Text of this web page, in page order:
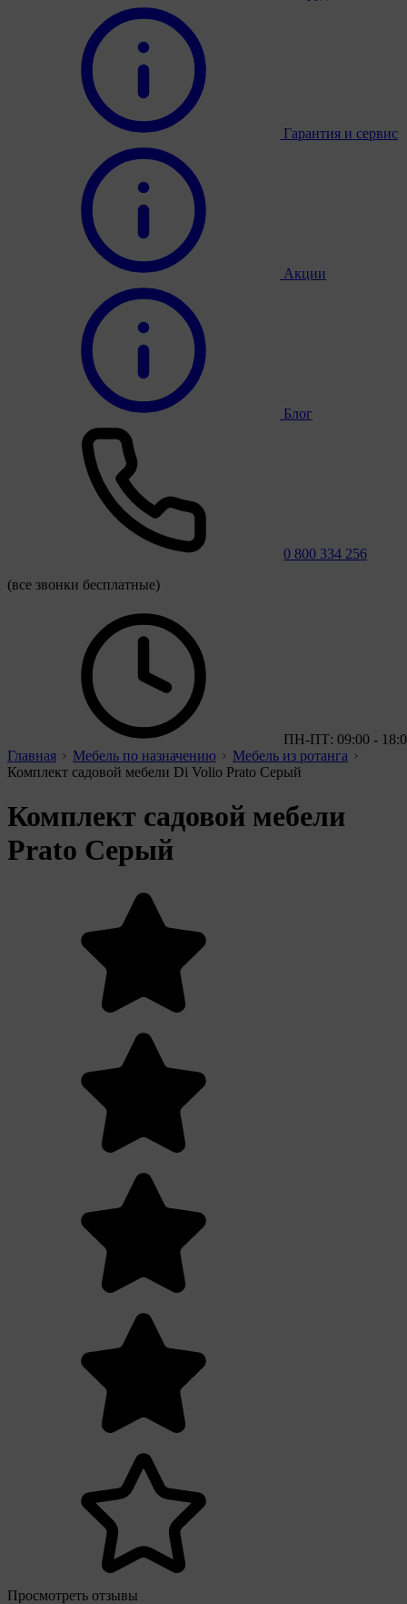
Гарантия и сервис
Акции
Блог
0 800 334 256
(все звонки бесплатные)
ПН-ПТ: 09:00 -
Главная
Мебель по назначению
Мебель из ротанга
Комплект садовой мебели Di Volio Prato Серый
Комплект садовой мебели
Prato Серый
Просмотреть отзывы